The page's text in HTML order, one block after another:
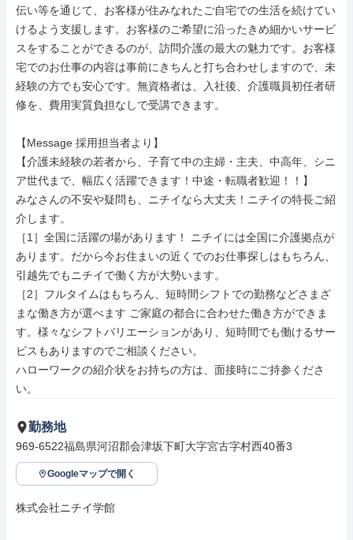
伝い等を通じて、お客様が住みなれたご自宅での生活を続けてい
けるよう支援します。お客様のご希望に沿ったきめ細かいサービ
スをすることができるのが、訪問介護の最大の魅力です。お客様
宅でのお仕事の内容は事前にきちんと打ち合わせしますので、未
経験の方でも安心です。無資格者は、入社後、介護職員初任者研
修を、費用実質負担なしで受講できます。
【Message 採用担当者より】
【介護未経験の若者から、子育て中の主婦・主夫、中高年、シニ
ア世代まで、幅広く活躍できます！中途・転職者歓迎！！】
みなさんの不安や疑問も、ニチイなら大丈夫！ニチイの特長ご紹
介します。
［1］全国に活躍の場があります！ ニチイには全国に介護拠点が
あります。だから今お住まいの近くでのお仕事探しはもちろん、
引越先でもニチイで働く方が大勢います。
［2］フルタイムはもちろん、短時間シフトでの勤務などさまざ
まな働き方が選べます ご家庭の都合に合わせた働き方ができま
す。様々なシフトバリエーションがあり、短時間でも働けるサー
ビスもありますのでご相談ください。
ハローワークの紹介状をお持ちの方は、面接時にご持参くださ
い。
勤務地
969-6522福島県河沼郡会津坂下町大字宮古字村西40番3
Googleマップで開く
株式会社ニチイ学館